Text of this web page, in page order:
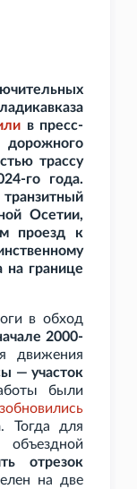
в пресс-
трассу
го года.
Осетии,
проезд к
на границе
в обход
2000-
движения
— участок
были
. Тогда для
объездной
отрезок
на две